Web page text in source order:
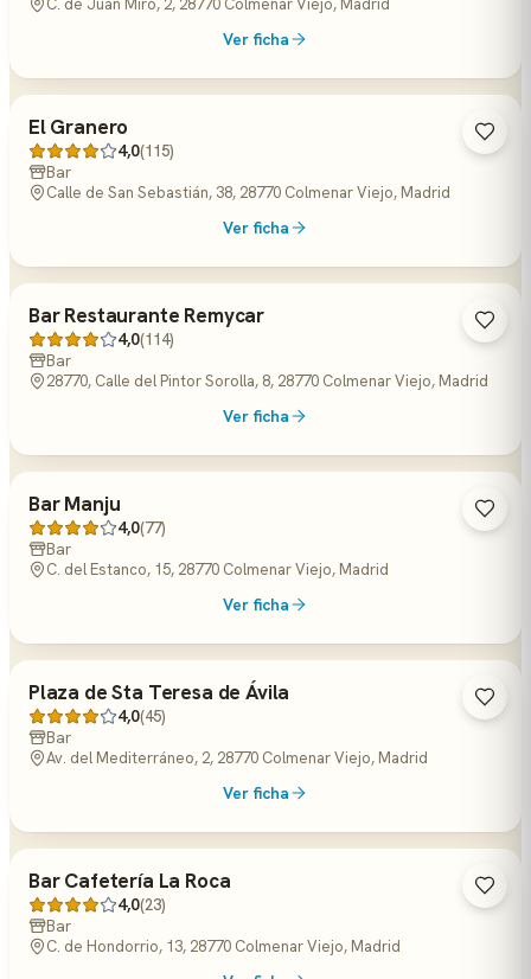
C. de Juan Miró, 2, 28770 Colmenar Viejo, Madrid
Ver ficha
El Granero
4,0(115)
Bar
Calle de San Sebastián, 38, 28770 Colmenar Viejo, Madrid
Ver ficha
Bar Restaurante Remycar
4,0(114)
Bar
28770, Calle del Pintor Sorolla, 8, 28770 Colmenar Viejo, Madrid
Ver ficha
Bar Manju
4,0(77)
Bar
C. del Estanco, 15, 28770 Colmenar Viejo, Madrid
Ver ficha
Plaza de Sta Teresa de Ávila
4,0(45)
Bar
Av. del Mediterráneo, 2, 28770 Colmenar Viejo, Madrid
Ver ficha
Bar Cafetería La Roca
4,0(23)
Bar
C. de Hondorrio, 13, 28770 Colmenar Viejo, Madrid